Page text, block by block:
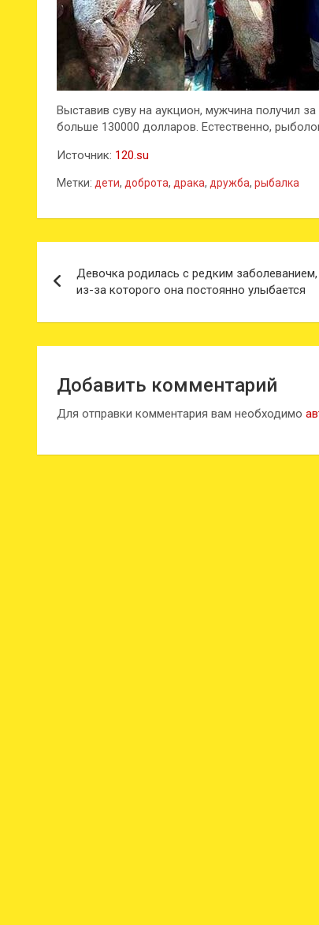
Выставив суву на аукцион, мужчина получил
больше 130000 долларов. Естественно,
Источник: 120.su
Метки: дети, доброта, драка, дружба, рыбалка
по
записям
Девочка родилась с редким заболеванием,
из-за которого она постоянно улыбается
Добавить комментарий
Для отправки комментария вам необходимо